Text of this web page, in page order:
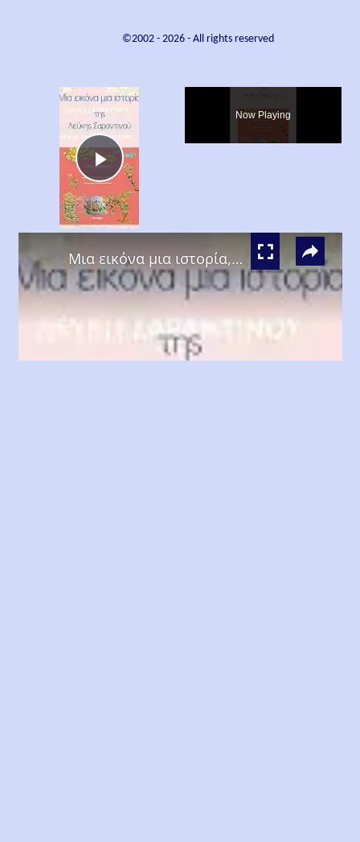
©2002 - 2026- All rights reserved
×
Play
Video
Now Playing
Μια εικόνα μια ιστορία, Λεύκη Σαραντινού